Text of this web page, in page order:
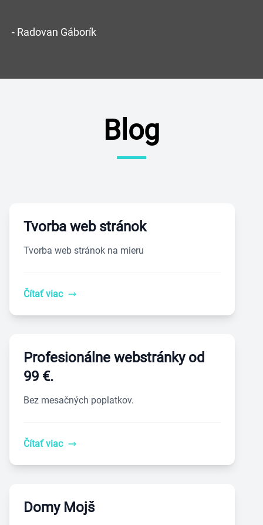
- Radovan Gáborík
Blog
Tvorba web stránok
Tvorba web stránok na mieru
Čítať viac
Profesionálne webstránky od
99 €.
Bez mesačných poplatkov.
Čítať viac
Domy Mojš